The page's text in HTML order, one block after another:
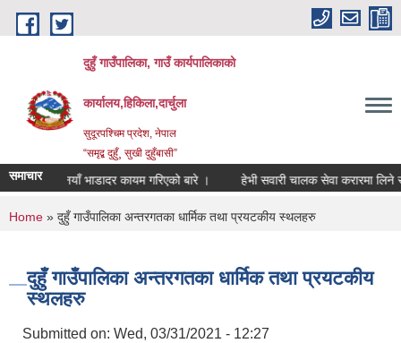
Skip to main content
दुहुँ गाउँपालिका, गाउँ कार्यपालिकाको
कार्यालय,हिकिला,दार्चुला
सुदूरपश्चिम प्रदेश, नेपाल
“समृद्ब दुहुँ¸ सुखी दुहुँबासी”
समाचारनयाँ भाडादर कायम गरिएको बारे । हेभी सवारी चालक सेवा करारमा लिने
You are here
Home » दुहुँ गाउँपालिका अन्तरगतका धार्मिक तथा प्रयटकीय स्थलहरु
दुहुँ गाउँपालिका अन्तरगतका धार्मिक तथा प्रयटकीय
स्थलहरु
Submitted on: Wed, 03/31/2021 - 12:27